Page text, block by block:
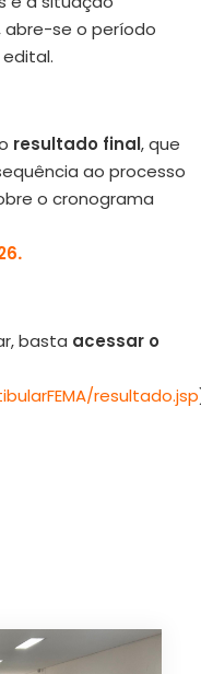
abre-se o período
resultado final, que
ao processo
o cronograma
.
basta acessar o
resultado.jsp